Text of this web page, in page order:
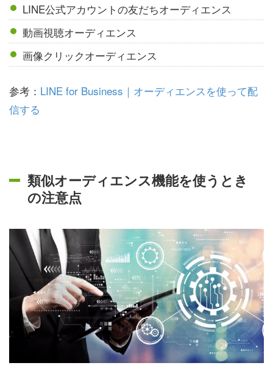
LINE公式アカウントの友だちオーディエンス
動画視聴オーディエンス
画像クリックオーディエンス
参考： LINE for Business｜オーディエンスを使って配
信する
類似オーディエンス機能を使うとき
の注意点